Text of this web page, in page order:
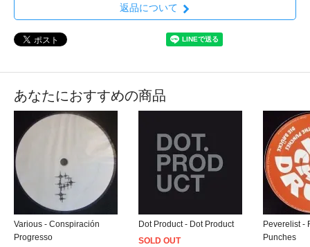
返品について
あなたにおすすめの商品
Various - Conspiración
Progresso
Dot Product - Dot Product
SOLD OUT
Peverelist -
Punches